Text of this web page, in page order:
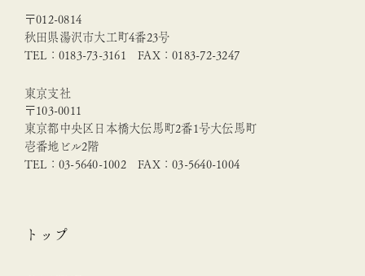
〒012-0814
秋田県湯沢市大工町4番23号
TEL：0183-73-3161 FAX：0183-72-3247
東京支社
〒103-0011
東京都中央区日本橋大伝馬町2番1号大伝馬町
壱番地ビル2階
TEL：03-5640-1002 FAX：03-5640-1004
トップ